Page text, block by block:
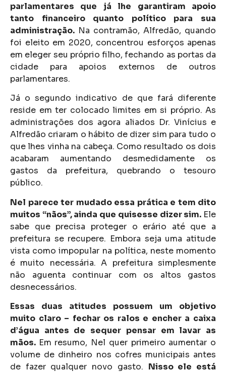
parlamentares que já lhe garantiram apoio
tanto financeiro quanto político para sua
administração. Na contramão, Alfredão, quando
foi eleito em 2020, concentrou esforços apenas
em eleger seu próprio filho, fechando as portas da
cidade para apoios externos de outros
parlamentares.
Já o segundo indicativo de que fará diferente
reside em ter colocado limites em si próprio. As
administrações dos agora aliados Dr. Vinícius e
Alfredão criaram o hábito de dizer sim para tudo o
que lhes vinha na cabeça. Como resultado os dois
acabaram aumentando desmedidamente os
gastos da prefeitura, quebrando o tesouro
público.
Nel parece ter mudado essa prática e tem dito
muitos “nãos”, ainda que quisesse dizer sim. Ele
sabe que precisa proteger o erário até que a
prefeitura se recupere. Embora seja uma atitude
vista como impopular na política, neste momento
é muito necessária. A prefeitura simplesmente
não aguenta continuar com os altos gastos
desnecessários.
Essas duas atitudes possuem um objetivo
muito claro – fechar os ralos e encher a caixa
d’água antes de sequer pensar em lavar as
mãos. Em resumo, Nel quer primeiro aumentar o
volume de dinheiro nos cofres municipais antes
de fazer qualquer novo gasto. Nisso ele está